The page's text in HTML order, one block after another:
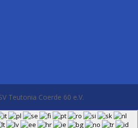
Teutonia Coerde 60 e.V.